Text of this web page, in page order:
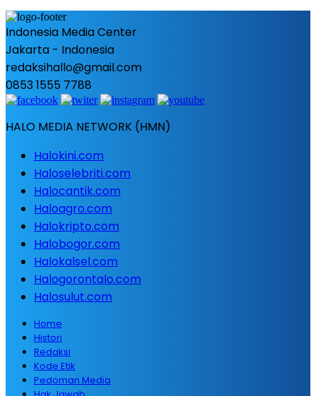
Indonesia Media Center
Jakarta - Indonesia
redaksihallo@gmail.com
0853 1555 7788
HALO MEDIA NETWORK (HMN)
Halokini.com
Haloselebriti.com
Halocantik.com
Haloagro.com
Halokripto.com
Halobogor.com
Halokalsel.com
Halogorontalo.com
Halosulut.com
Home
Histori
Redaksi
Kode Etik
Pedoman Media